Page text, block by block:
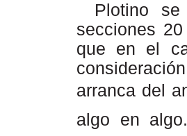
Plotino
secciones
que en el
arranca del
algo en